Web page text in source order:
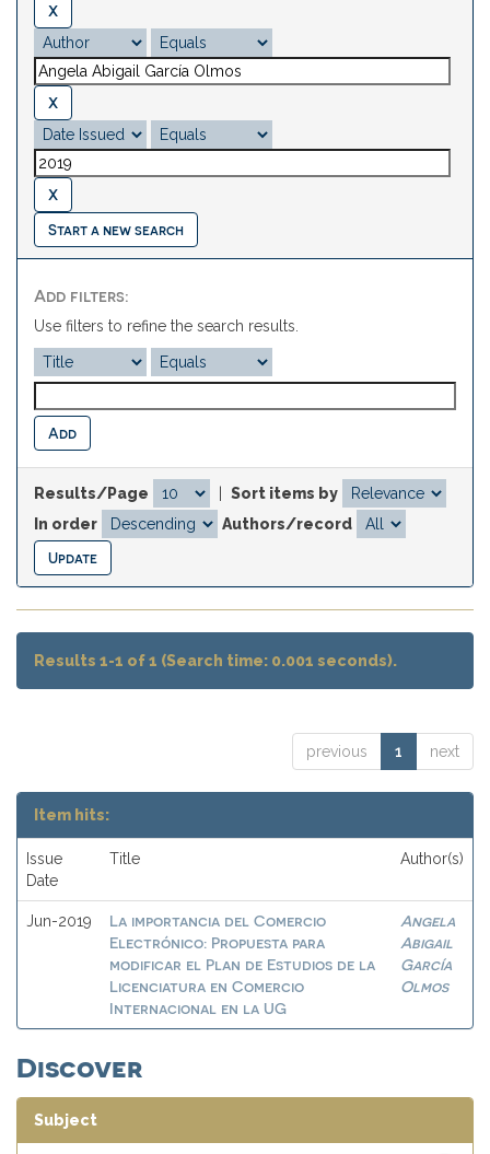
Start a new search
Add filters:
Use filters to refine the search results.
Results/Page
Sort items by
In order
Authors/record
Results 1-1 of 1 (Search time: 0.001 seconds).
previous 1 next
Item hits:
Issue
Date
Title Author(s)
Jun-2019
La importancia del Comercio
Electrónico: Propuesta para
modificar el Plan de Estudios de la
Licenciatura en Comercio
Internacional en la UG
Angela
Abigail
García
Olmos
Discover
Subject